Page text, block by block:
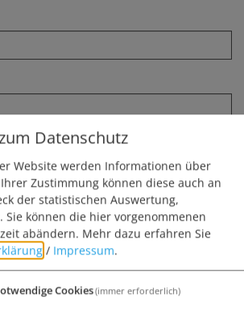
Datenschutz
Website werden Informationen über
Zustimmung können diese auch an
der statistischen Auswertung,
können die hier vorgenommenen
abändern. Mehr dazu erfahren Sie
/ Impressum.
Cookies(immer erforderlich)